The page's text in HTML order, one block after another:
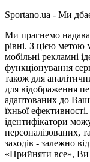
Sportano.ua - Ми
Ми прагнемо
рівні. З цією метою
мобільні рекламні
функціонування
також для
для відображення
адаптованих до
їхньої
ідентифікатори
персоналізованих,
заходів - залежно
«Прийняти все», Ви